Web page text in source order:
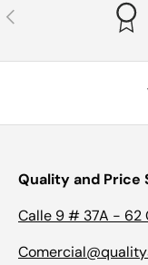
Anterior
Quality and Price
Calle 9 # 37A - 62